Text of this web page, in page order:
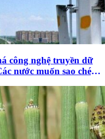
công nghệ truyền dữ
nước muốn sao chép